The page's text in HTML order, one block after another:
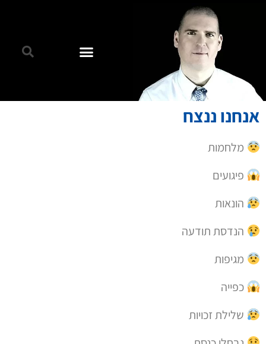
אנחנו ננצח
מלחמות
פיגועים
הונאות
הנדסת תודעה
מגיפות
כפייה
שלילת זכויות